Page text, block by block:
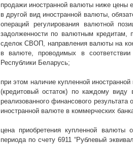
продажи иностранной валюты ниже цены
в другой вид иностранной валюты,
операций регулирования валютной
задолженности по валютным кредитам,
сделок СВОП, направления валюты на
в валюте, проводимых в
Республики Беларусь;
при этом наличие купленной
(кредитовый остаток) по каждому виду
реализованного финансового
иностранной валюте в коммерческих
цена приобретения купленной валюты
периода по счету 6911 “Рублевый